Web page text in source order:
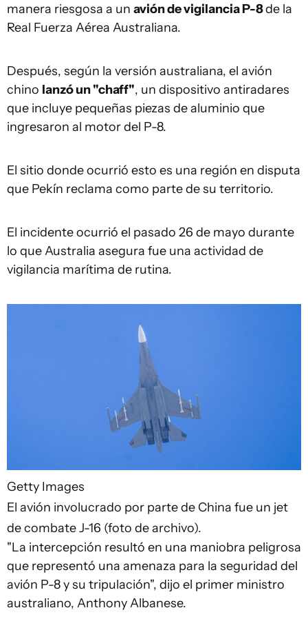
manera riesgosa a un avión de vigilancia P-8de la
Real Fuerza Aérea Australiana.
Después, según la versión australiana, el avión
chino lanzó un "chaff", un dispositivo antiradares
que incluye pequeñas piezas de aluminio que
ingresaron al motor del P-8.
El sitio donde ocurrió esto es una región en disputa
que Pekín reclama como parte de su territorio.
El incidente ocurrió el pasado 26 de mayo durante
lo que Australia asegura fue una actividad de
vigilancia marítima de rutina.
Getty Images
El avión involucrado por parte de China fue un jet
de combate J-16 (foto de archivo).
"La intercepción resultó en una maniobra peligrosa
que representó una amenaza para la seguridad del
avión P-8 y su tripulación", dijo el primer ministro
australiano, Anthony Albanese.